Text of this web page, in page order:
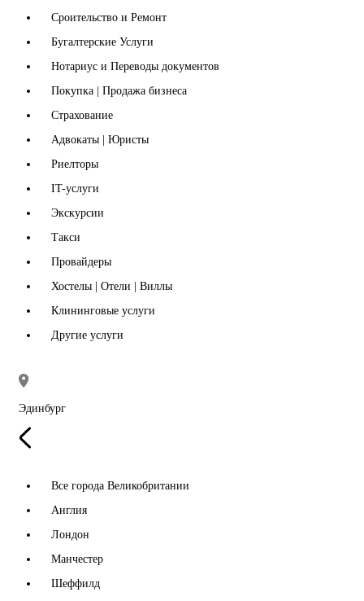
Сроительство и Ремонт
Бугалтерские Услуги
Нотариус и Переводы документов
Покупка | Продажа бизнеса
Страхование
Адвокаты | Юристы
Риелторы
IT-услуги
Экскурсии
Такси
Провайдеры
Хостелы | Отели | Виллы
Клининговые услуги
Другие услуги
Эдинбург
Все города Великобритании
Англия
Лондон
Манчестер
Шеффилд